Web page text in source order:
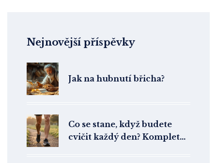
Nejnovější příspěvky
Jak na hubnutí břicha?
Co se stane, když budete
cvičit každý den? Kompletní